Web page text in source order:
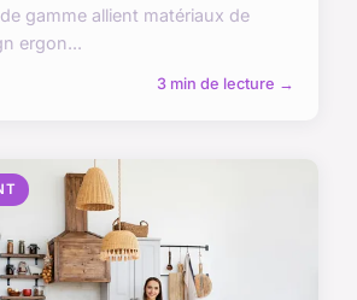
gamme allient matériaux de
ergon...
3 min de lecture →